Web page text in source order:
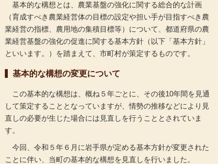
基本的な構想とは、農業基盤の強化に関する総合的な計画
（育成すべき農業経営体の目標の設定や担い手が目指すべき農
業経営の指標、農用地の集積目標等）について、都道府県の農
業経営基盤の強化の促進に関する基本方針（以下「基本方針」
といいます。）を踏まえて、市町村が策定するものです。
基本的な構想の変更について
この基本的な構想は、概ね５年ごとに、その後10年間を見通
して策定することとなっていますが、情勢の推移などにより見
直しの必要が生じた場合には見直しを行うこととされていま
す。
今回、令和５年６月に岩手県が定める基本方針が変更された
ことに伴い、当町の基本的な構想を見直しを行いました。